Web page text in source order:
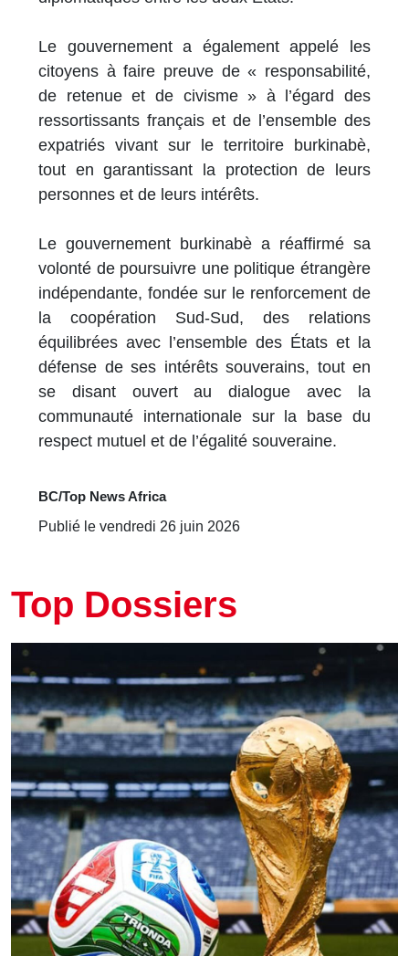
Le gouvernement a également appelé les
citoyens à faire preuve de « responsabilité,
de retenue et de civisme » à l’égard des
ressortissants français et de l’ensemble des
expatriés vivant sur le territoire burkinabè,
tout en garantissant la protection de leurs
personnes et de leurs intérêts.
Le gouvernement burkinabè a réaffirmé sa
volonté de poursuivre une politique étrangère
indépendante, fondée sur le renforcement de
la coopération Sud-Sud, des relations
équilibrées avec l’ensemble des États et la
défense de ses intérêts souverains, tout en
se disant ouvert au dialogue avec la
communauté internationale sur la base du
respect mutuel et de l’égalité souveraine.
BC/Top News Africa
Publié le vendredi 26 juin 2026
Top Dossiers